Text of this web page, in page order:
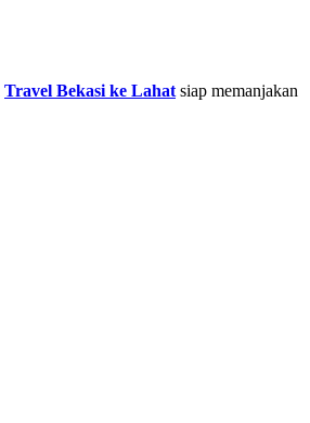
Travel Bekasi ke Lahat siap memanjakan